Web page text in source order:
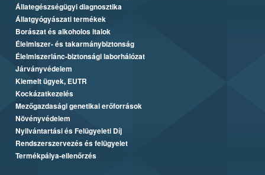
Állategészségügyi diagnosztika
Állatgyógyászati termékek
Borászat és alkoholos italok
Élelmiszer- és takarmánybiztonság
Élelmiszerlánc-biztonsági laborhálózat
Járványvédelem
Kiemelt ügyek, EUTR
Kockázatkezelés
Mezőgazdasági genetikai erőforrások
Növényvédelem
Nyilvántartási és Felügyeleti Díj
Rendszerszervezés és felügyelet
Termékpálya-ellenőrzés